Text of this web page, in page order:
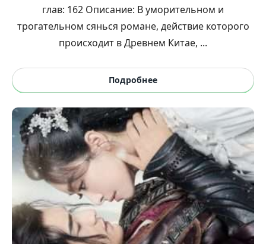
глав: 162 Описание: В уморительном и
трогательном сянься романе, действие которого
происходит в Древнем Китае, ...
Подробнее